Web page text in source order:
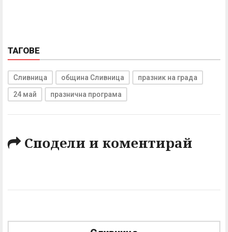
ТАГОВЕ
Сливница община Сливница празник на града
24 май празнична програма
Сподели и коментирай